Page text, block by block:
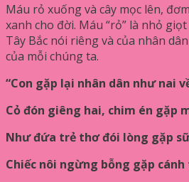
Máu rỏ xuống và cây mọc lên,
xanh cho đời. Máu “rỏ” là nhỏ
Tây Bắc nói riêng và của nhân
của mỗi chúng ta.
“Con gặp lại nhân dân như nai
Cỏ đón giêng hai, chim én gặp
Như đứa trẻ thơ đói lòng gặp
Chiếc nôi ngừng bỗng gặp cánh